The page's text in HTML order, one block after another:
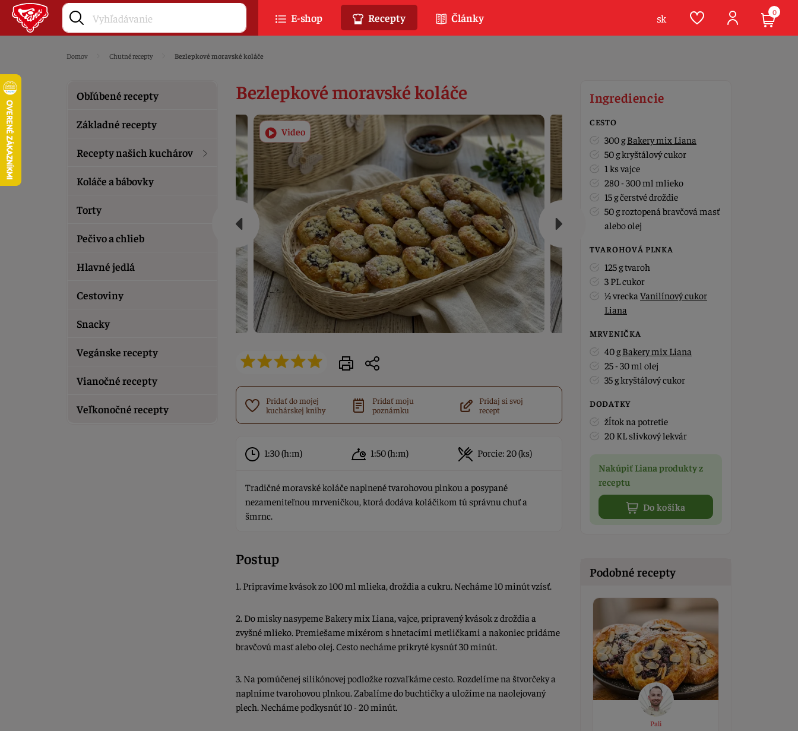
Domov Chutné recepty Bezlepkové moravské koláče
Obľúbené recepty
Základné recepty
Recepty našich kuchárov
Koláče a bábovky
Torty
Pečivo a chlieb
Hlavné jedlá
Cestoviny
Snacky
Vegánske recepty
Vianočné recepty
Veľkonočné recepty
Bezlepkové moravské koláče
Video
Pridať do mojej
kuchárskej knihy
Pridať moju
poznámku
Pridaj si svoj
recept
1:30(h:m) 1:50(h:m) Porcie: 20 (ks)
Tradičné moravské koláče naplnené tvarohovou plnkou a posypané
nezameniteľnou mrveničkou, ktorá dodáva koláčikom tú správnu chuť a
šmrnc.
Postup
1. Pripravíme kvások zo 100 ml mlieka, droždia a cukru. Necháme 10 minút vzísť.
2. Do misky nasypeme Bakery mix Liana vajce, pripravený kvások z droždia a
zvyšné mlieko. Premiešame mixérom s hnetacími metličkami a nakoniec pridáme
bravčovú masť alebo olej. Cesto necháme prikryté kysnúť 30 minút.
3. Na pomúčenej silikónovej podložke rozvaľkáme cesto. Rozdelíme na štvorčeky a
naplníme tvarohovou plnkou. Zabalíme do buchtičky a uložíme na naolejovaný
plech. Necháme podkysnúť 10 - 20 minút.
Ingrediencie
CESTO
300 gBakery mix Liana
50 g kryštálový cukor
1 ks vajce
280 - 300 ml mlieko
15 g čerstvé droždie
50 g roztopená bravčová masť
alebo olej
TVAROHOVÁ PLNKA
125 g tvaroh
3 PL cukor
½ vrecka Vanilínový cukor
Liana
MRVENIČKA
40 gBakery mix Liana
25 - 30 ml olej
35 g kryštálový cukor
DODATKY
žĺtok na potretie
20 KL slivkový lekvár
Nakúpiť Liana produkty z
receptu
Do košíka
Podobné recepty
Pali
E-shop Recepty Články sk 0